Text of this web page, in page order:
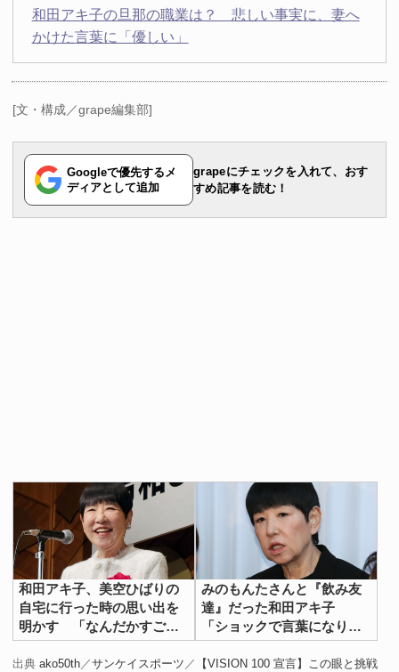
和田アキ子の旦那の職業は？ 悲しい事実に、妻へ
かけた言葉に「優しい」
[文・構成／grape編集部]
Googleで優先するメ
ディアとして追加
grapeにチェックを入れて、おす
すめ記事を読む！
和田アキ子、美空ひばりの
自宅に行った時の思い出を
明かす 「なんだかすごい
話」
みのもんたさんと『飲み友
達』だった和田アキ子
「ショックで言葉になりま
せん」
出典 ako50th／サンケイスポーツ ／
【VISION 100 宣言】この眼と挑戦